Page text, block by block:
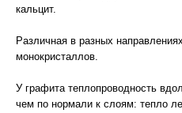
кальцит.
Различная в разных
монокристаллов.
У графита теплопроводность
чем по нормали к слоям: тепло